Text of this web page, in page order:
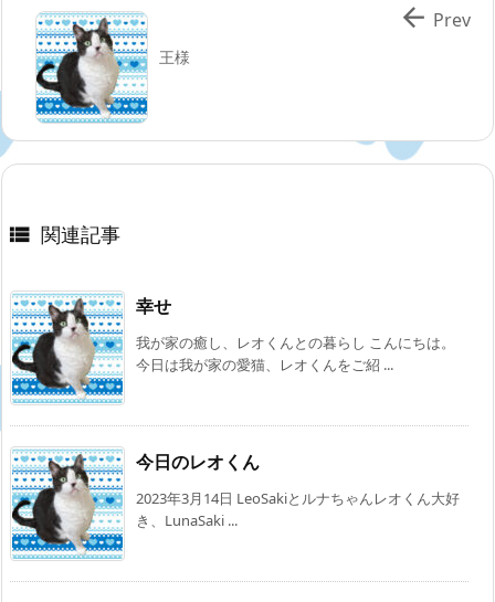
王様
 Prev
 関連記事
幸せ
我が家の癒し、レオくんとの暮らし こんにちは。
今日は我が家の愛猫、レオくんをご紹 ...
今日のレオくん
2023年3月14日 LeoSakiとルナちゃんレオくん大好
き、LunaSaki ...